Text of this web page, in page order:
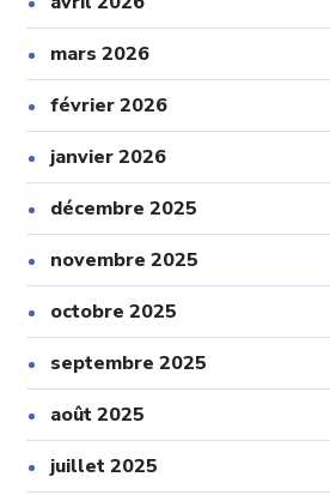
mars 2026
février 2026
janvier 2026
décembre 2025
novembre 2025
octobre 2025
septembre 2025
août 2025
juillet 2025